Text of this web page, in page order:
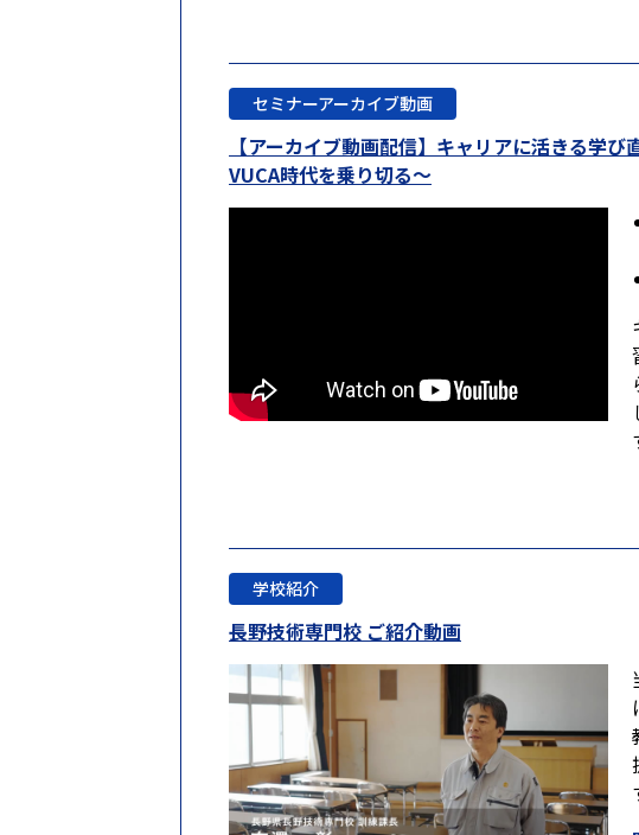
セミナーアーカイブ動画
【アーカイブ動画配信】キャリアに活きる学
VUCA時代を乗り切る〜
学校紹介
長野技術専門校 ご紹介動画